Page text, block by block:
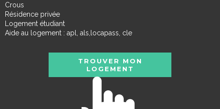
Crous
Résidence privée
Logement étudiant
Aide au logement : apl, als,locapass, cle
TROUVER MON
LOGEMENT